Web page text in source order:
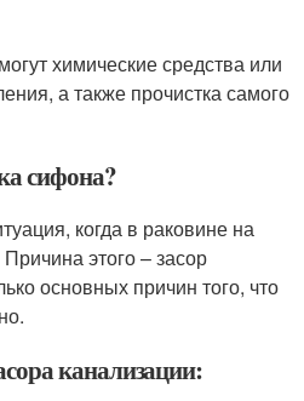
химические средства или
а также прочистка самого
сифона?
когда в раковине на
этого – засор
основных причин того, что
канализации: